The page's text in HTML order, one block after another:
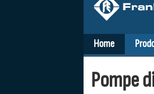
Home
Pompe